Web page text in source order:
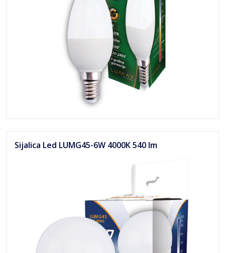
Sijalica Led LUMG45-6W 4000K 540 lm